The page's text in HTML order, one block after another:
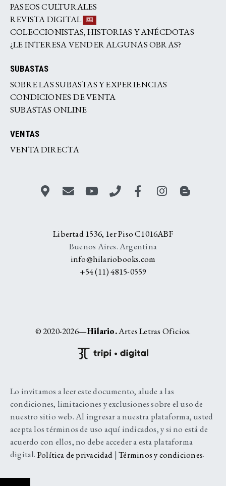
PASEOS CULTURALES
REVISTA DIGITAL
COLECCIONISTAS, HISTORIAS Y ANÉCDOTAS
¿LE INTERESA VENDER ALGUNAS OBRAS?
SUBASTAS
SOBRE LAS SUBASTAS Y EXPERIENCIAS
CONDICIONES DE VENTA
SUBASTAS ONLINE
VENTAS
VENTA DIRECTA
Libertad 1536, 1er Piso C1016ABF
Buenos Aires. Argentina
info@hilariobooks.com
+54 (11) 4815-0559
© 2020-2026—Hilario.Artes Letras Oficios.
Lo invitamos a leer este documento, alude a las
condiciones, limitaciones y exclusiones sobre el uso de
nuestro sitio web. Al ingresar a nuestra plataforma, usted
acepta los términos de uso aquí indicados, y si no está de
acuerdo con ellos, no debe acceder a esta plataforma
digital. Política de privacidad |Términos y condiciones.